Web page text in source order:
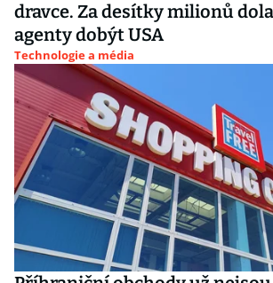
dravce. Za desítky milionů
agenty dobýt USA
Technologie a média